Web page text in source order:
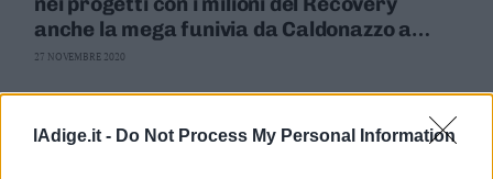
lAdige.it - Do Not Process My Personal Information
anche la mega funivia da Caldonazzo a
Luserna
27 NOVEMBRE 2020